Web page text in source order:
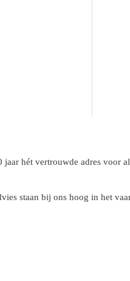
hét vertrouwde adres voor
staan bij ons hoog in het